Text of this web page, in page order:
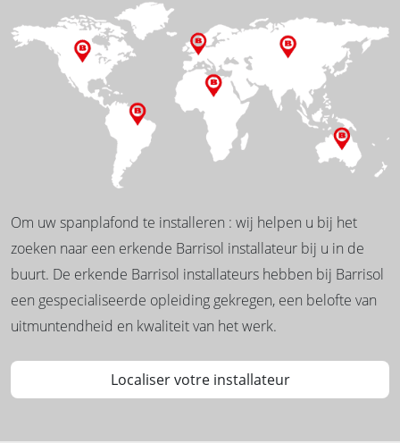
Om uw spanplafond te installeren : wij helpen u bij het
zoeken naar een erkende Barrisol installateur bij u in de
buurt. De erkende Barrisol installateurs hebben bij Barrisol
een gespecialiseerde opleiding gekregen, een belofte van
uitmuntendheid en kwaliteit van het werk.
Localiser votre installateur